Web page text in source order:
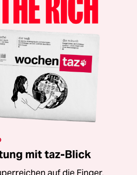
mit taz-Blick